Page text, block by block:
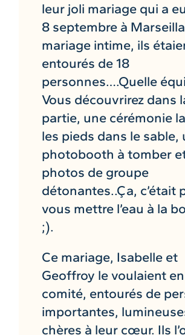
leur joli mariage qui a
8 septembre à
mariage intime, ils
entourés de 18
personnes….Quelle
Vous découvrirez dans
partie, une cérémonie
les pieds dans le sable,
photobooth à tomber
photos de groupe
détonantes..Ça, c’était
vous mettre l’eau à la
;).
Ce mariage, Isabelle et
Geoffroy le voulaient
comité, entourés de
importantes,
chères à leur cœur. Ils